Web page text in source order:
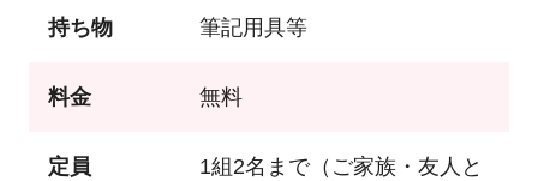
持ち物 筆記用具等
料金 無料
定員
1組2名まで（ご家族・友人と